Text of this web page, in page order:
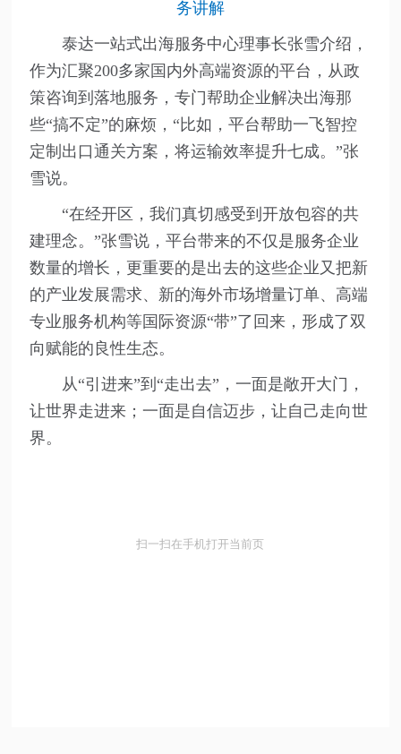
务讲解
泰达一站式出海服务中心理事长张雪介绍，
作为汇聚200多家国内外高端资源的平台，从政
策咨询到落地服务，专门帮助企业解决出海那
些“搞不定”的麻烦，“比如，平台帮助一飞智控
定制出口通关方案，将运输效率提升七成。”张
雪说。
“在经开区，我们真切感受到开放包容的共
建理念。”张雪说，平台带来的不仅是服务企业
数量的增长，更重要的是出去的这些企业又把新
的产业发展需求、新的海外市场增量订单、高端
专业服务机构等国际资源“带”了回来，形成了双
向赋能的良性生态。
从“引进来”到“走出去”，一面是敞开大门，
让世界走进来；一面是自信迈步，让自己走向世
界。
扫一扫在手机打开当前页